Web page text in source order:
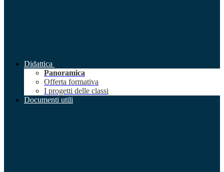
Didattica
Panoramica
Offerta formativa
I progetti delle classi
Documenti utili